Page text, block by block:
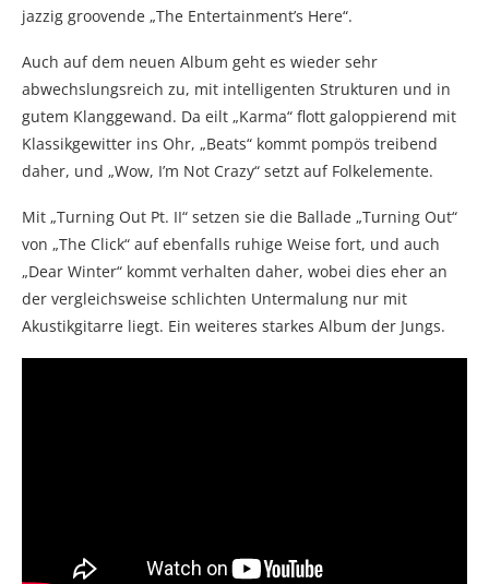
jazzig groovende „The Entertainment’s Here“.
Auch auf dem neuen Album geht es wieder sehr
abwechslungsreich zu, mit intelligenten Strukturen und in
gutem Klanggewand. Da eilt „Karma“ flott galoppierend mit
Klassikgewitter ins Ohr, „Beats“ kommt pompös treibend
daher, und „Wow, I’m Not Crazy“ setzt auf Folkelemente.
Mit „Turning Out Pt. II“ setzen sie die Ballade „Turning Out“
von „The Click“ auf ebenfalls ruhige Weise fort, und auch
„Dear Winter“ kommt verhalten daher, wobei dies eher an
der vergleichsweise schlichten Untermalung nur mit
Akustikgitarre liegt. Ein weiteres starkes Album der Jungs.